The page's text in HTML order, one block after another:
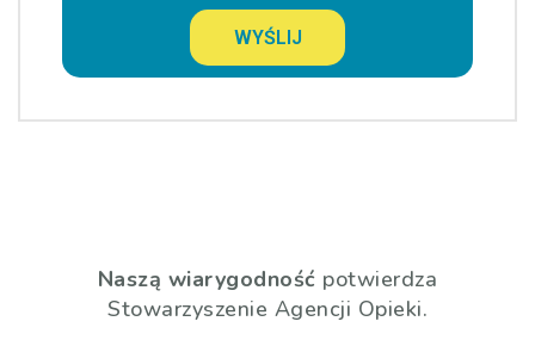
WYŚLIJ
Naszą wiarygodność potwierdza
Stowarzyszenie Agencji Opieki.